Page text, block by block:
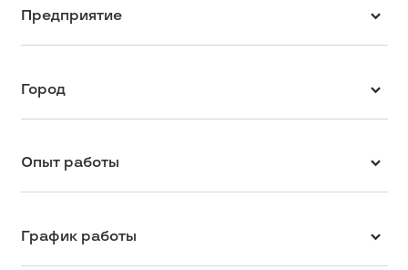
Предприятие
Город
Опыт работы
График работы